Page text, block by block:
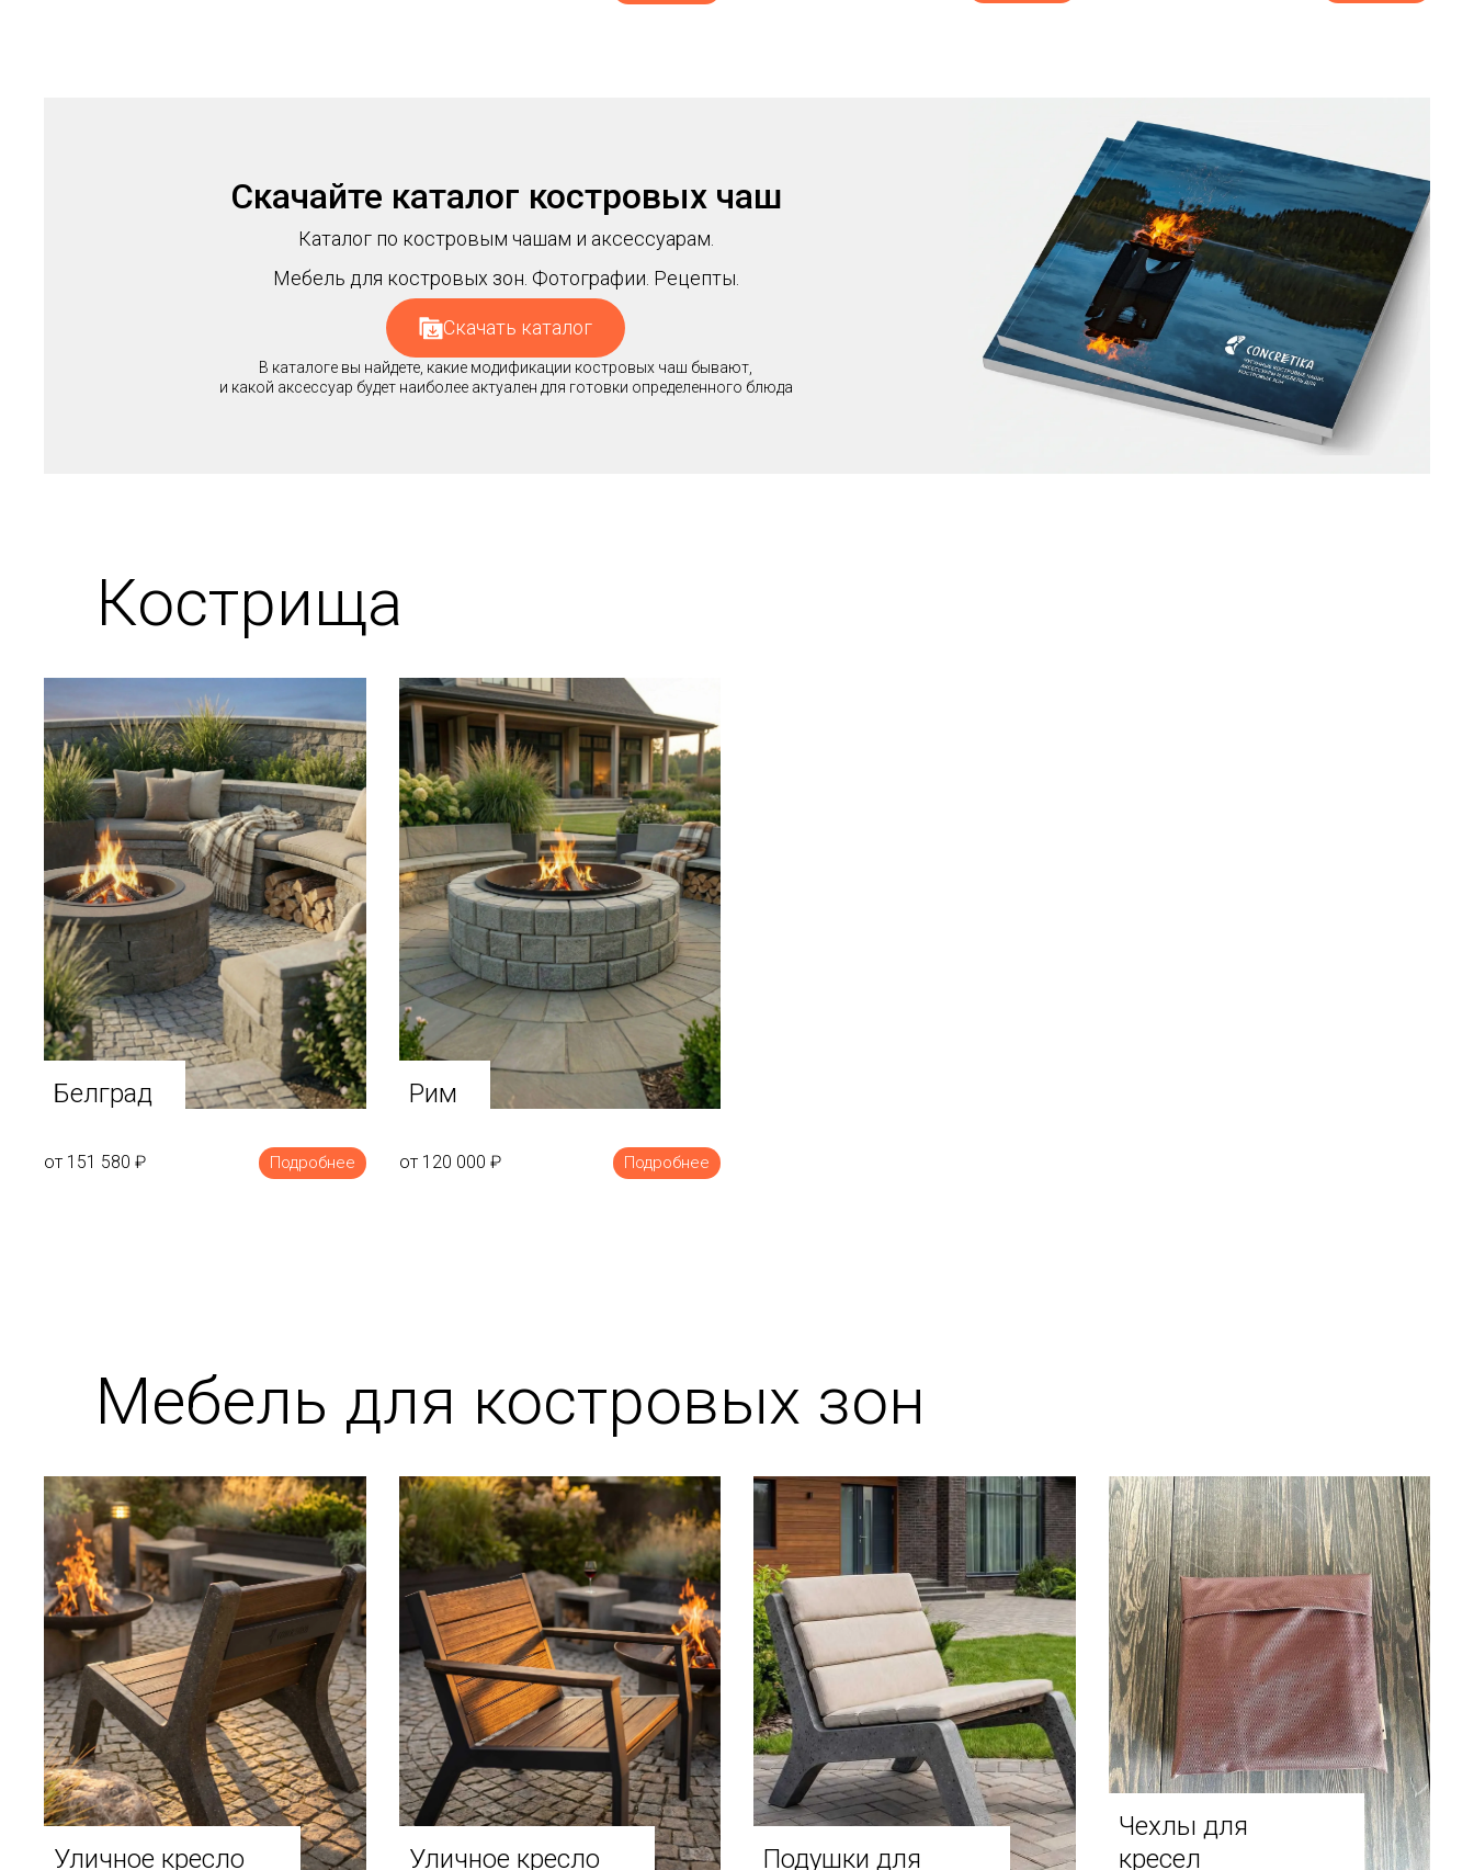
Скачайте каталог костровых чаш
Каталог по костровым чашам и аксессуарам.
Мебель для костровых зон. Фотографии. Рецепты.
Скачать каталог
В каталоге вы найдете, какие модификации костровых чаш бывают,
и какой аксессуар будет наиболее актуален для готовки определенного блюда
Кострища
Белград
от 151 580 ₽ Подробнее
Рим
от 120 000 ₽ Подробнее
Мебель для костровых зон
Уличное кресло Уличное кресло Подушки для
Чехлы для
кресел